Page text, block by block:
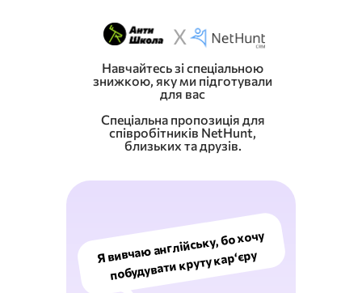
Навчайтесь зі спеціальною
знижкою, яку ми підготували
для вас
Спеціальна пропозиція для
співробітників NetHunt,
близьких та друзів.
Я вивчаю англійську, бо хочу
побудувати круту кар‘єру
X